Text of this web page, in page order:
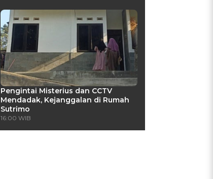
Pengintai Misterius dan CCTV
Mendadak, Kejanggalan di Rumah
Sutrimo
16:00 WIB